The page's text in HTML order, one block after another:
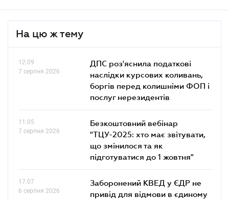
На цю ж тему
12.09
7 серпня 2026
ДПС роз'яснила податкові
наслідки курсових коливань,
боргів перед колишніми ФОП і
послуг нерезидентів
11.05
7 серпня 2026
Безкоштовний вебінар
"ТЦУ-2025: хто має звітувати,
що змінилося та як
підготуватися до 1 жовтня"
17.07
6 серпня 2026
Заборонений КВЕД у ЄДР не
привід для відмови в єдиному